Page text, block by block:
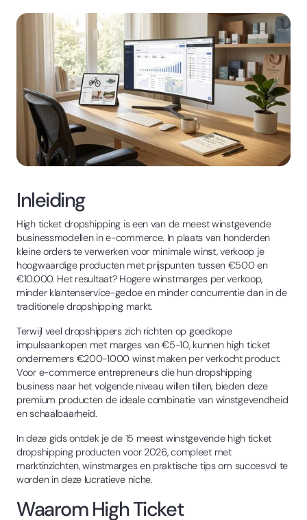
Inleiding
High ticket dropshipping is een van de meest winstgevende
businessmodellen in e-commerce. In plaats van honderden
kleine orders te verwerken voor minimale winst, verkoop je
hoogwaardige producten met prijspunten tussen €500 en
€10.000. Het resultaat? Hogere winstmarges per verkoop,
minder klantenservice-gedoe en minder concurrentie dan in de
traditionele dropshipping markt.
Terwijl veel dropshippers zich richten op goedkope
impulsaankopen met marges van €5-10, kunnen high ticket
ondernemers €200-1000 winst maken per verkocht product.
Voor e-commerce entrepreneurs die hun dropshipping
business naar het volgende niveau willen tillen, bieden deze
premium producten de ideale combinatie van winstgevendheid
en schaalbaarheid.
In deze gids ontdek je de 15 meest winstgevende high ticket
dropshipping producten voor 2026, compleet met
marktinzichten, winstmarges en praktische tips om succesvol te
worden in deze lucratieve niche.
Waarom High Ticket